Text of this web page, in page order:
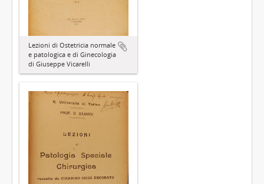
Lezioni di Ostetricia normale
e patologica e di Ginecologia
di Giuseppe Vicarelli